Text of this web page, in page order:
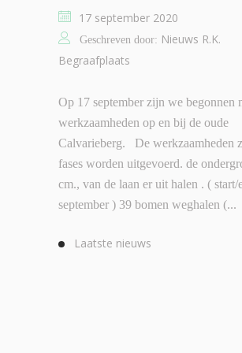
17 september 2020
Geschreven door: Nieuws R.K.
Begraafplaats
Op 17 september zijn we begonnen
werkzaamheden op en bij de oude
Calvarieberg. De werkzaamheden
fases worden uitgevoerd. de
cm., van de laan er uit halen . ( start/
september ) 39 bomen weghalen (...
Laatste nieuws